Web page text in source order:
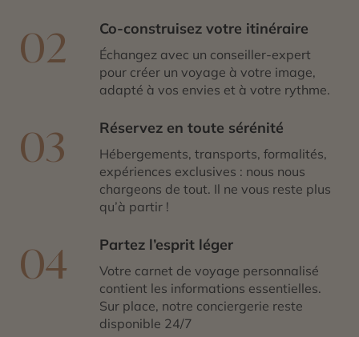
02 Co-construisez votre itinéraire
Échangez avec un conseiller-expert
pour créer un voyage à votre image,
adapté à vos envies et à votre rythme.
03 Réservez en toute sérénité
Hébergements, transports, formalités,
expériences exclusives : nous nous
chargeons de tout. Il ne vous reste plus
qu’à partir !
04 Partez l’esprit léger
Votre carnet de voyage personnalisé
contient les informations essentielles.
Sur place, notre conciergerie reste
disponible 24/7